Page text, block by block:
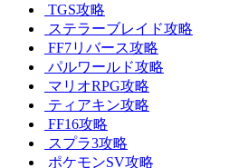
TGS攻略
ステラーブレイド攻略
FF7リバース攻略
パルワールド攻略
マリオRPG攻略
ティアキン攻略
FF16攻略
スプラ3攻略
ポケモンSV攻略